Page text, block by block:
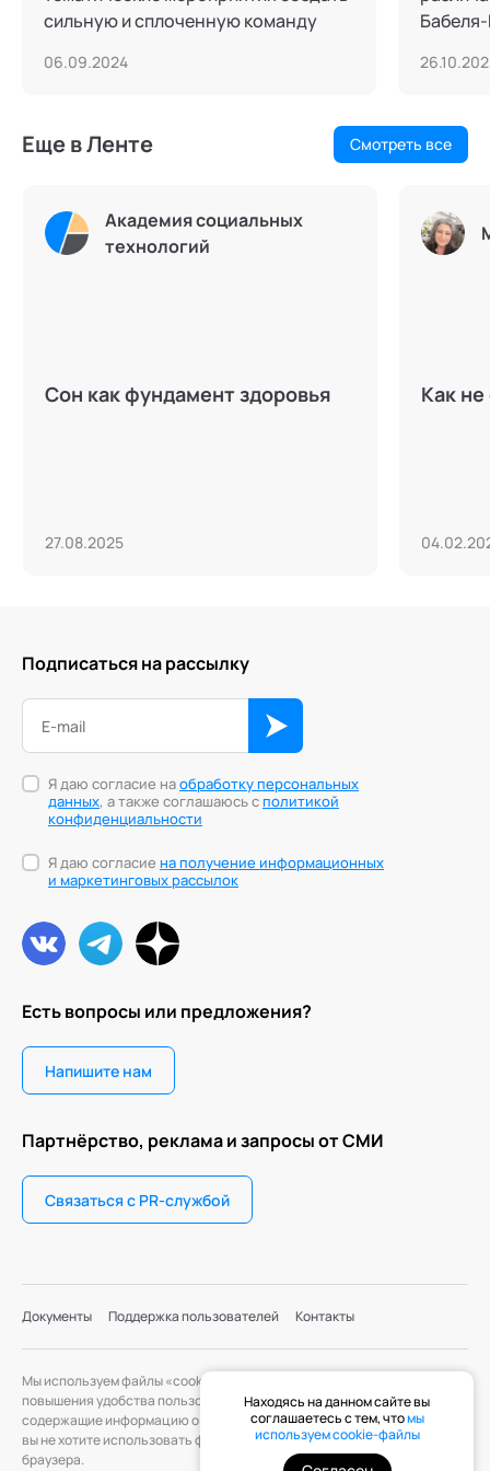
сильную и сплоченную команду
06.09.2024
Еще в Ленте Смотреть все
Академия социальных
технологий
Сон как фундамент здоровья
27.08.2025
Как
Есть вопросы или предложения?
Напишите нам
Партнёрство, реклама и запросы от СМИ
Связаться с PR-службой
Подписаться на рассылку
Я даю согласие наобработку персональных
данных, а также соглашаюсь сполитикой
конфиденциальности
Я даю согласие на получение информационных
и маркетинговых рассылок
Документы Поддержка пользователей Контакты
Мы используем файлы «cookie» с целью персонализации сервисов и
повышения удобства пользования веб-сайтом. «Cookie» — файлы,
содержащие информацию о предыдущих посещениях веб-сайта. Если
вы не хотите использовать файлы «cookie», измените настройки
браузера.
Находясь на данном сайте вы
соглашаетесь с тем, чтомы
используем cookie-файлы